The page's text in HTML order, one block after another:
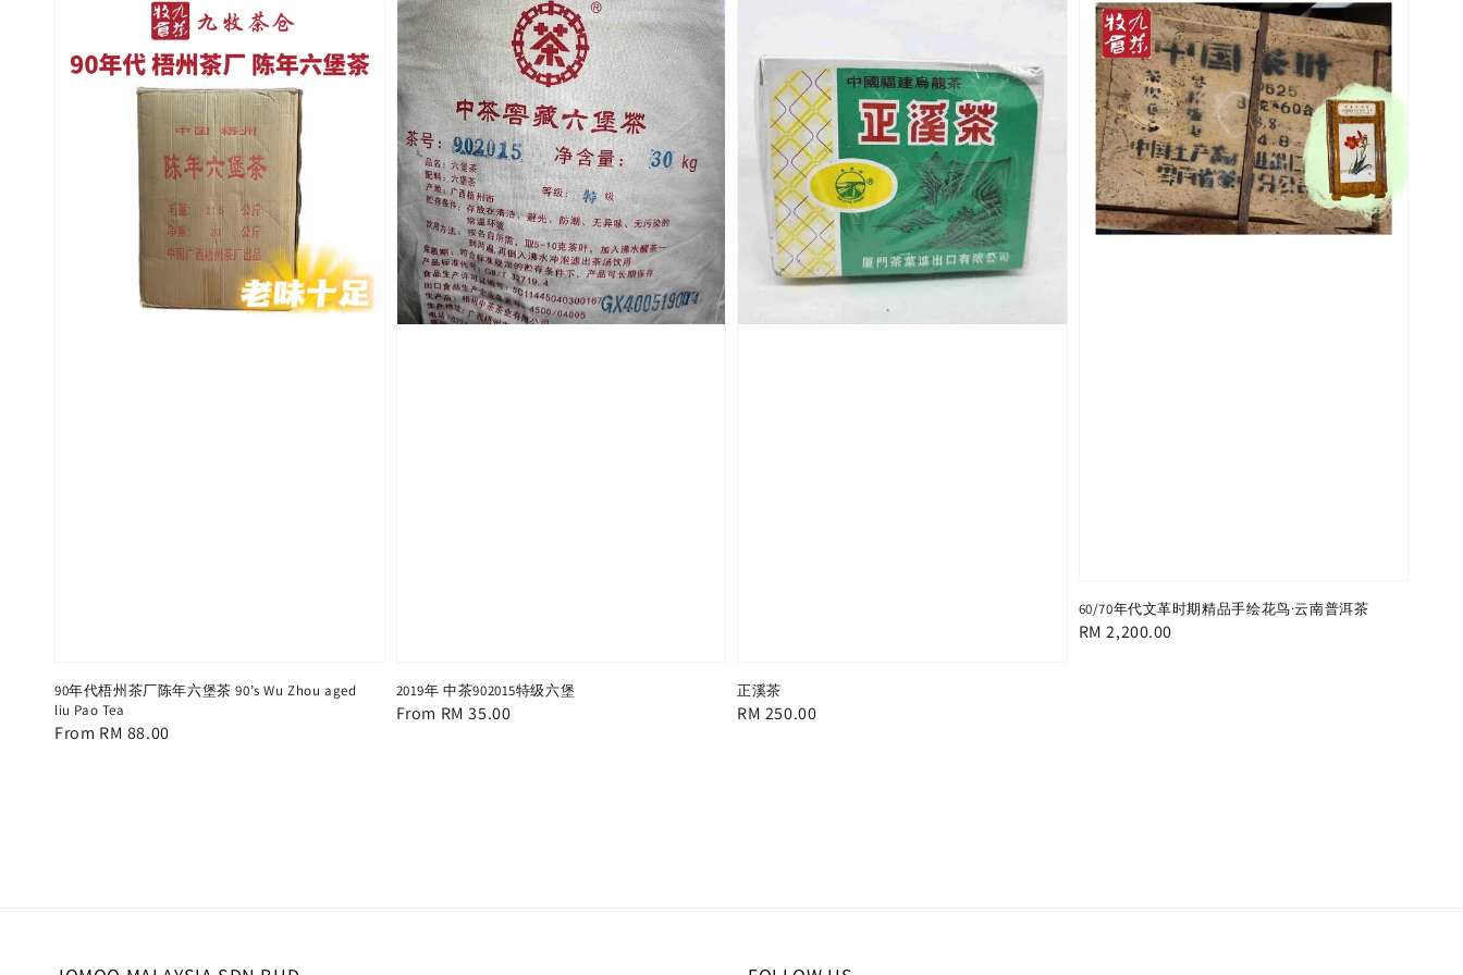
90年代梧州茶厂陈年六堡茶 90’s Wu Zhou aged
liu Pao Tea
Regular
From RM 88.00
2019年 中茶902015特级六堡
Regular
From RM 35.00
正溪茶
Regular
RM 250.00
60/70年代文革时期精品手绘花鸟·云南普洱茶
Regular
RM 2,200.00